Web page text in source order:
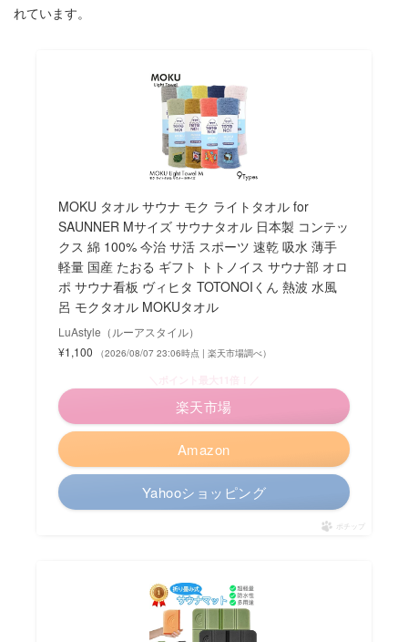
れています。
MOKU タオル サウナ モク ライトタオル for
SAUNNER Mサイズ サウナタオル 日本製 コンテッ
クス 綿 100% 今治 サ活 スポーツ 速乾 吸水 薄手
軽量 国産 たおる ギフト トトノイス サウナ部 オロ
ポ サウナ看板 ヴィヒタ TOTONOIくん 熱波 水風
呂 モクタオル MOKUタオル
LuAstyle（ルーアスタイル）
¥1,100
（2026/08/07 23:06時点 | 楽天市場調べ）
Amazon
楽天市場
Yahooショッピング
ポチップ